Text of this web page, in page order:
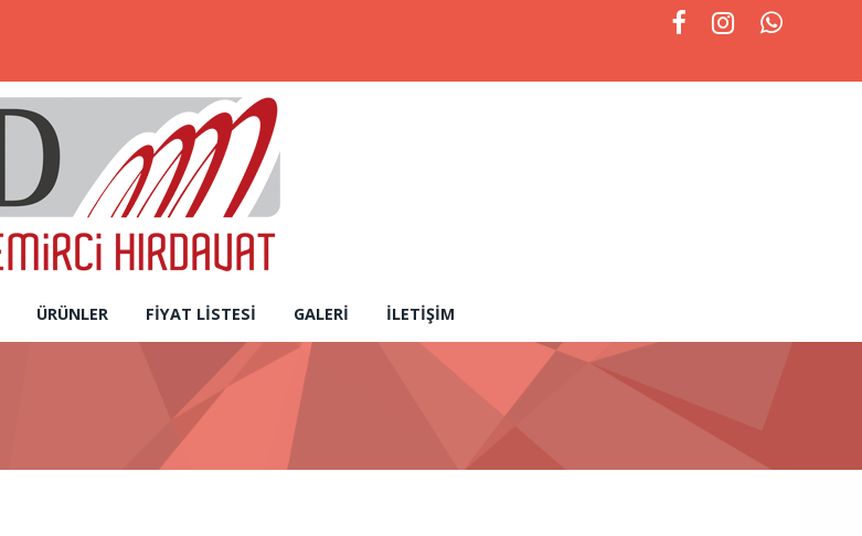
ÜRÜNLER FIYAT LISTESI GALERI İLETIŞIM